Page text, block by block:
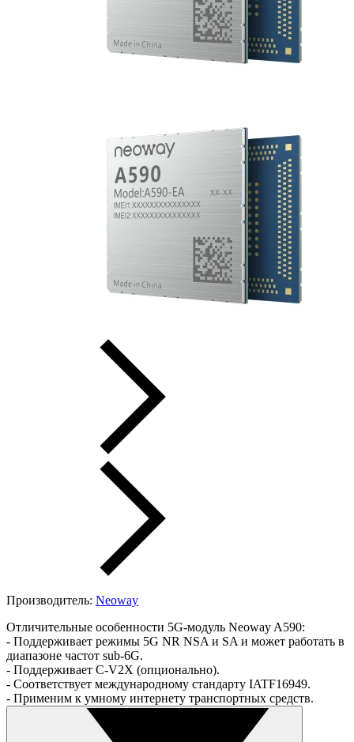
Производитель: Neoway
Отличительные особенности 5G-модуль Neoway A590:
- Поддерживает режимы 5G NR NSA и SA и может работать в
диапазоне частот sub-6G.
- Поддерживает C-V2X (опционально).
- Соответствует международному стандарту IATF16949.
- Применим к умному интернету транспортных средств.